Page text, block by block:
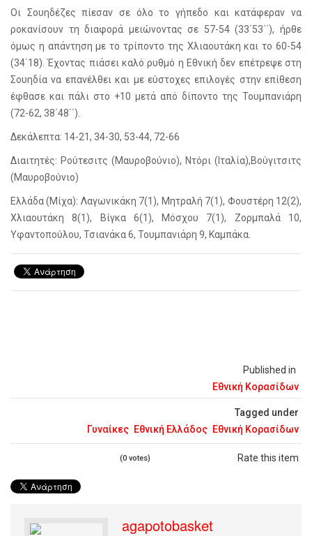
Published in
Εθνική Κορασίδων
Tagged under
Γυναίκες Εθνική Ελλάδος Εθνική Κορασίδων
Rate this item
(0 votes)
Οι Σουηδέζες πίεσαν σε όλο το γήπεδο και κατάφεραν να
ροκανίσουν τη διαφορά μειώνοντας σε 57-54 (33΄53΄΄), ήρθε
όμως η απάντηση με το τρίποντο της Χλιαουτάκη και το 60-54
(34΄18). Έχοντας πιάσει καλό ρυθμό η Εθνική δεν επέτρεψε στη
Σουηδία να επανέλθει και με εύστοχες επιλογές στην επίθεση
έφθασε και πάλι στο +10 μετά από δίποντο της Τουμπανιάρη
(72-62, 38΄48΄΄).
Δεκάλεπτα: 14-21, 34-30, 53-44, 72-66
Διαιτητές: Ρούτεσιτς (Μαυροβούνιο), Ντόρι (Ιταλία),Βούγιτσιτς
(Μαυροβούνιο)
Ελλάδα (Μίχα): Λαγωνικάκη 7(1), Μητραλή 7(1), Φουστέρη 12(2),
Χλιαουτάκη 8(1), Βίγκα 6(1), Μόσχου 7(1), Ζορμπαλά 10,
Υφαντοπούλου, Τσιανάκα 6, Τουμπανιάρη 9, Καμπάκα.
agapotobasket